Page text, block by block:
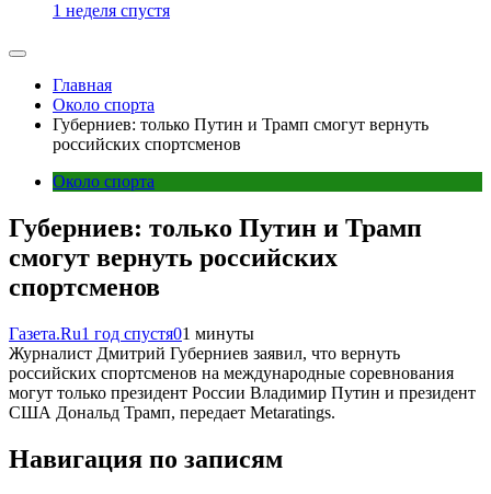
1 неделя спустя
Главная
Около спорта
Губерниев: только Путин и Трамп смогут вернуть
российских спортсменов
Около спорта
Губерниев: только Путин и Трамп
смогут вернуть российских
спортсменов
Газета.Ru1 год спустя01 минуты
Журналист Дмитрий Губерниев заявил, что вернуть
российских спортсменов на международные соревнования
могут только президент России Владимир Путин и президент
США Дональд Трамп, передает Metaratings.
Навигация по записям